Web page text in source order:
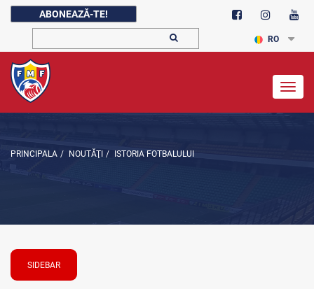
ABONEAZĂ-TE!
RO
PRINCIPALA / NOUTĂŢI / ISTORIA FOTBALULUI
SIDEBAR